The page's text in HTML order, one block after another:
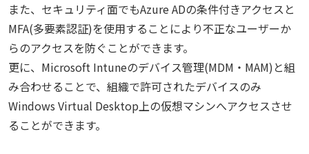
また、セキュリティ面でもAzure ADの条件付きアクセスと
MFA(多要素認証)を使用することにより不正なユーザーか
らのアクセスを防ぐことができます。
更に、Microsoft Intuneのデバイス管理(MDM・MAM)と組
み合わせることで、組織で許可されたデバイスのみ
Windows Virtual Desktop上の仮想マシンへアクセスさせ
ることができます。